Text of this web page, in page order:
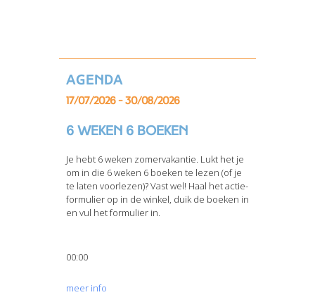
Agenda
17/07/2026 - 30/08/2026
6 weken 6 boeken
Je hebt 6 weken zomervakantie. Lukt het je
om in die 6 weken 6 boeken te lezen (of je
te laten voorlezen)? Vast wel! Haal het actie-
formulier op in de winkel, duik de boeken in
en vul het formulier in.
00:00
meer info